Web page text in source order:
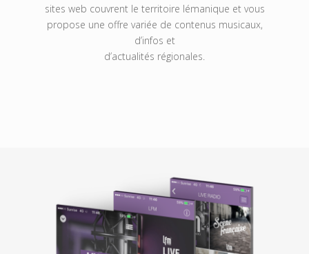
sites web couvrent le territoire lémanique et vous
propose une offre variée de contenus musicaux,
d’infos et
d’actualités régionales.